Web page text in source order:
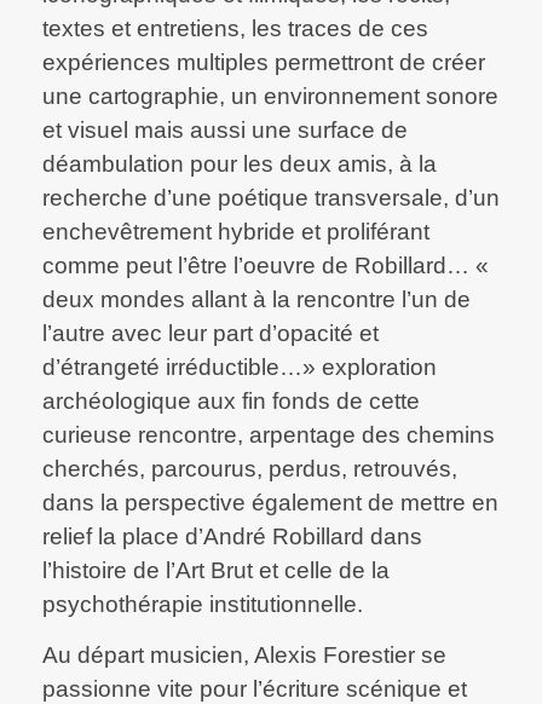
textes et entretiens, les traces de ces
expériences multiples permettront de créer
une cartographie, un environnement sonore
et visuel mais aussi une surface de
déambulation pour les deux amis, à la
recherche d’une poétique transversale, d’un
enchevêtrement hybride et proliférant
comme peut l’être l’oeuvre de Robillard… «
deux mondes allant à la rencontre l’un de
l’autre avec leur part d’opacité et
d’étrangeté irréductible…» exploration
archéologique aux fin fonds de cette
curieuse rencontre, arpentage des chemins
cherchés, parcourus, perdus, retrouvés,
dans la perspective également de mettre en
relief la place d’André Robillard dans
l’histoire de l’Art Brut et celle de la
psychothérapie institutionnelle.
Au départ musicien, Alexis Forestier se
passionne vite pour l’écriture scénique et